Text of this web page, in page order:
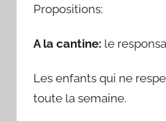
Propositions:
A la cantine: le
Les enfants qui ne
toute la semaine.